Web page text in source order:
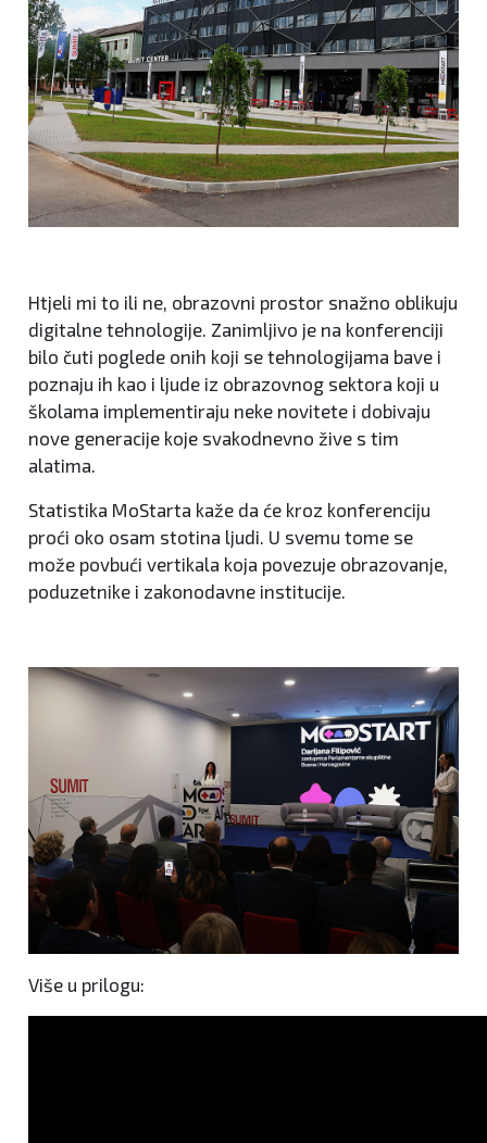
Htjeli mi to ili ne, obrazovni prostor snažno oblikuju
digitalne tehnologije. Zanimljivo je na konferenciji
bilo čuti poglede onih koji se tehnologijama bave i
poznaju ih kao i ljude iz obrazovnog sektora koji u
školama implementiraju neke novitete i dobivaju
nove generacije koje svakodnevno žive s tim
alatima.
Statistika MoStarta kaže da će kroz konferenciju
proći oko osam stotina ljudi. U svemu tome se
može povbući vertikala koja povezuje obrazovanje,
poduzetnike i zakonodavne institucije.
Više u prilogu: